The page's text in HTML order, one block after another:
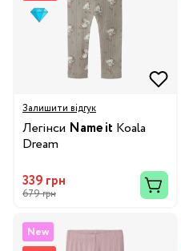
Залишити відгук
Легінси Name it Koala
Dream
339 грн
679 грн
New